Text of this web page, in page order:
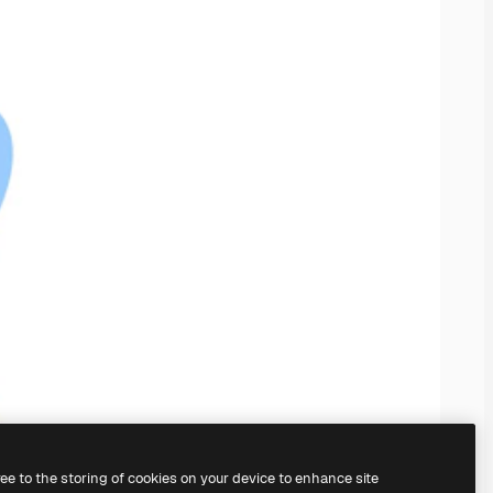
to the storing of cookies on your device to enhance site